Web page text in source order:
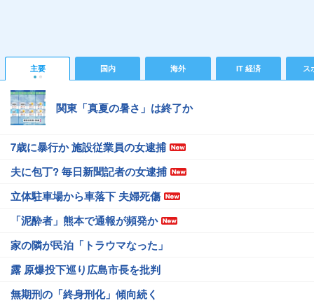
主要 国内 海外 IT 経済 ス
関東「真夏の暑さ」は終了か
7歳に暴行か 施設従業員の女逮捕
夫に包丁? 毎日新聞記者の女逮捕
立体駐車場から車落下 夫婦死傷
「泥酔者」熊本で通報が頻発か
家の隣が民泊「トラウマなった」
露 原爆投下巡り広島市長を批判
無期刑の「終身刑化」傾向続く